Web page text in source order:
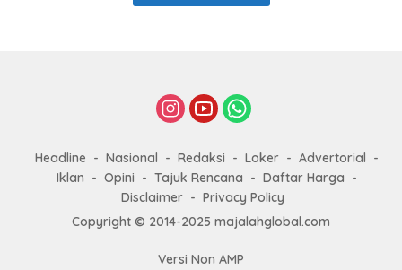
Headline Nasional Redaksi Loker
Advertorial
Iklan
Opini Tajuk Rencana
Daftar Harga
Disclaimer
Privacy Policy
Copyright © 2014-2025 majalahglobal.com
Versi Non AMP